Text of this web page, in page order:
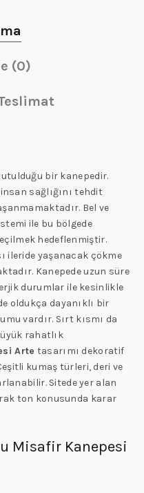
(0)
bir kanepedir.
sağlığını tehdit
Bel ve
ile bu bölgede
hedeflenmiştir.
ileride yaşanacak çökme
Kanepede uzun süre
durumlar ile kesinlikle
oldukça dayanıklı bir
vardır. Sırt kısmı da
rahatlık
Arte tasarımı dekoratif
kumaş türleri, deri ve
Sitede yer alan
ton konusunda karar
Misafir Kanepesi